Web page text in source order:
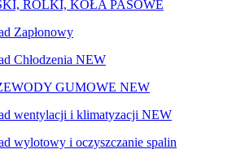
ROLKI, KOŁA PASOWE
Zapłonowy
Chłodzenia NEW
GUMOWE NEW
wentylacji i klimatyzacji NEW
wylotowy i oczyszczanie spalin